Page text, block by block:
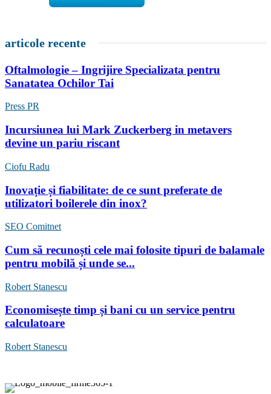
articole recente
Oftalmologie – Ingrijire Specializata pentru
Sanatatea Ochilor Tai
Press PR
Incursiunea lui Mark Zuckerberg in metavers
devine un pariu riscant
Ciofu Radu
Inovație și fiabilitate: de ce sunt preferate de
utilizatori boilerele din inox?
SEO Comitnet
Cum să recunoști cele mai folosite tipuri de balamale
pentru mobilă și unde se...
Robert Stanescu
Economisește timp și bani cu un service pentru
calculatoare
Robert Stanescu